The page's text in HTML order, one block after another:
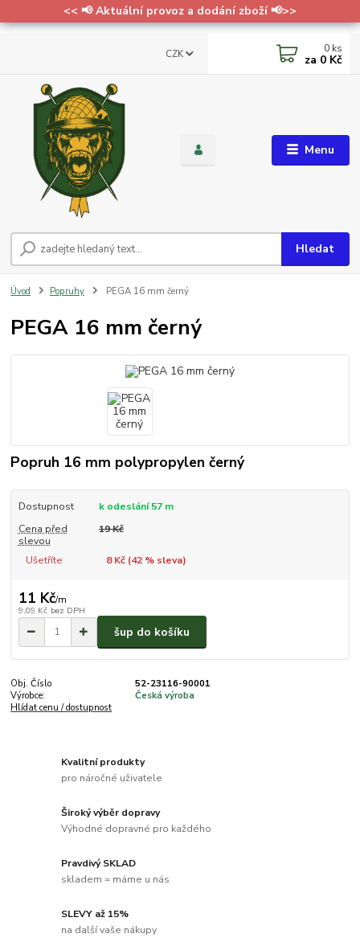
<< 📢 Aktuální provoz a dodání zboží 📢>>
Menu
CZK
Hledat
0 ks
za 0 Kč
Úvod Popruhy PEGA 16 mm černý
PEGA 16 mm černý
Popruh 16 mm polypropylen černý
Dostupnost
k odeslání 57 m
Cena před
slevou
19 Kč
Ušetříte 8 Kč (42% sleva)
11 Kč/m
9,09 Kč bez DPH
šup do košíku
Obj. Číslo
52-23116-90001
Výrobce:
Česká výroba
Hlídat cenu / dostupnost
Kvalitní produkty
pro náročné uživatele
Široký výběr dopravy
Výhodné dopravné pro každého
Pravdivý SKLAD
skladem = máme u nás
SLEVY až 15%
na další vaše nákupy